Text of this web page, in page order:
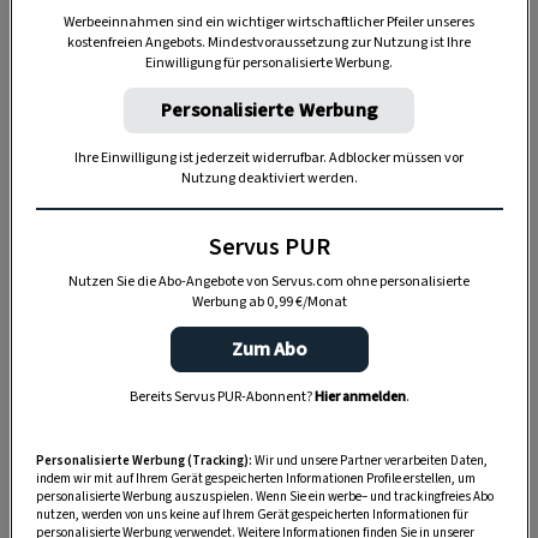
Mini-Abenteuern im Freien.
Mini-Abenteuer teilen & gewinnen
Welches Mini-Abenteuer erleuchtet Ihren
durchatmen? Verraten Sie uns jetzt Ihr Lieblings-
Microadventure für den Winter! Inspirieren Sie
Ihre Freunde und Familie dazu, die Welt vor ihrer
Haustür zu entdecken und werden Sie Teil von
etwas Großem. Aus allen Einsendungen wählt
Media House, das kreativste Winter-
Microadventure und kürt den Gewinner.
Werbeeinnahmen sind ein wichtiger wirtschaftlicher Pfeiler unseres
kostenfreien Angebots. Mindestvoraussetzung zur Nutzung ist Ihre
Einwilligung für personalisierte Werbung.
Personalisierte Werbung
Ihre Einwilligung ist jederzeit widerrufbar. Adblocker müssen vor
Nutzung deaktiviert werden.
Servus PUR
Nutzen Sie die Abo-Angebote von Servus.com ohne personalisierte
Werbung ab 0,99 €/Monat
Zum Abo
Bereits Servus PUR-Abonnent?Hier anmelden.
Personalisierte Werbung (Tracking): Wir und unsere Partner verarbeiten Daten,
indem wir mit auf Ihrem Gerät gespeicherten Informationen Profile erstellen, um
personalisierte Werbung auszuspielen. Wenn Sie ein werbe– und trackingfreies Abo
nutzen, werden von uns keine auf Ihrem Gerät gespeicherten Informationen für
personalisierte Werbung verwendet. Weitere Informationen finden Sie in unserer